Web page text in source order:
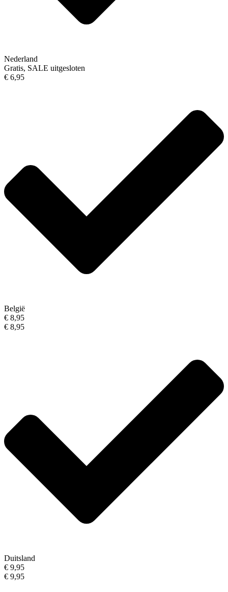
Nederland
Gratis, SALE uitgesloten
€ 6,95
België
€ 8,95
€ 8,95
Duitsland
€ 9,95
€ 9,95